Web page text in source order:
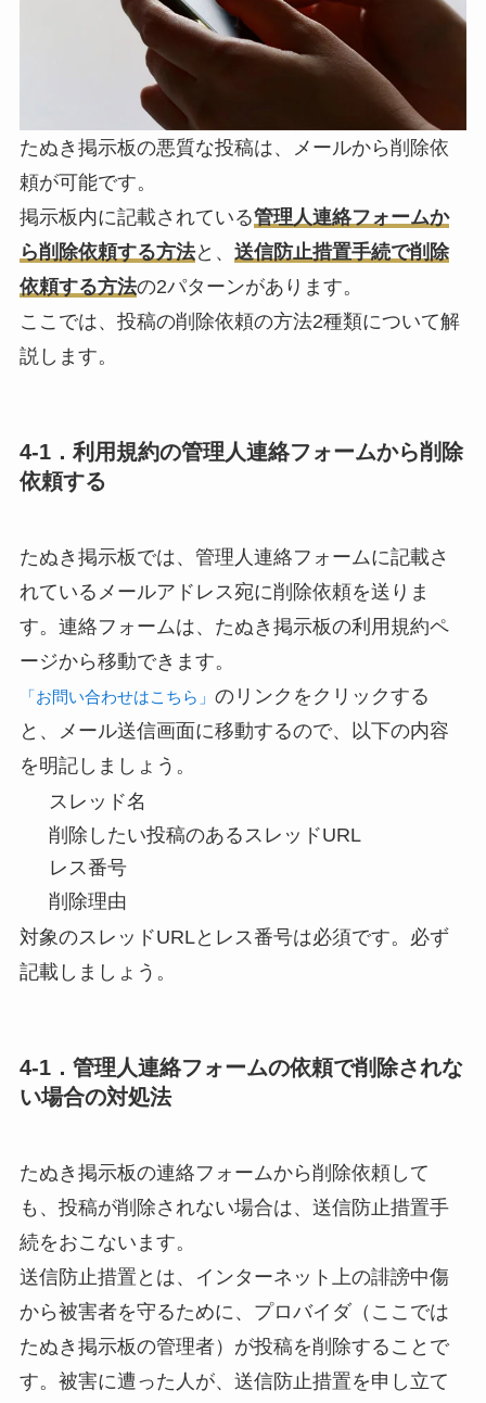
たぬき掲示板の悪質な投稿は、メールから削除依
頼が可能です。
掲示板内に記載されている管理人連絡フォームか
ら削除依頼する方法と、 送信防止措置手続で削除
依頼する方法の2パターンがあります。
ここでは、投稿の削除依頼の方法2種類について解
説します。
4-1．利用規約の管理人連絡フォームから削除
依頼する
たぬき掲示板では、 管理人連絡フォームに記載さ
れているメールアドレス宛に削除依頼を送りま
す。連絡フォームは、たぬき掲示板の利用規約ペ
ージから移動できます。
「お問い合わせはこちら」 のリンクをクリックする
と、メール送信画面に移動するので、以下の内容
を明記しましょう。
スレッド名
削除したい投稿のあるスレッドURL
レス番号
削除理由
対象のスレッドURLとレス番号は必須です。必ず
記載しましょう。
4-1．管理人連絡フォームの依頼で削除されな
い場合の対処法
たぬき掲示板の連絡フォームから削除依頼して
も、投稿が削除されない場合は、 送信防止措置手
続をおこないます。
送信防止措置とは、インターネット上の誹謗中傷
から被害者を守るために、プロバイダ（ここでは
たぬき掲示板の管理者）が投稿を削除することで
す。被害に遭った人が、送信防止措置を申し立て